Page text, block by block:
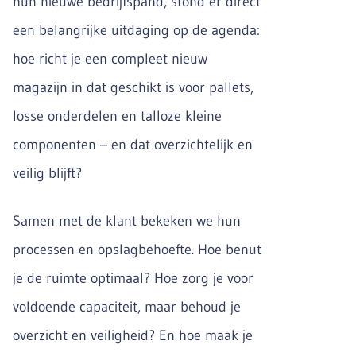
een belangrijke uitdaging op de agenda:
hoe richt je een compleet nieuw
magazijn in dat geschikt is voor pallets,
losse onderdelen en talloze kleine
componenten – en dat overzichtelijk en
veilig blijft?
Samen met de klant bekeken we hun
processen en opslagbehoefte. Hoe benut
je de ruimte optimaal? Hoe zorg je voor
voldoende capaciteit, maar behoud je
overzicht en veiligheid? En hoe maak je